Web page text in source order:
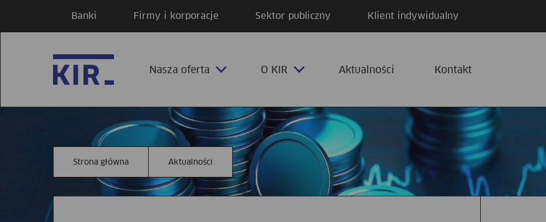
Banki Firmy i korporacje Sektor publiczny Klient indywidualny
Nasza oferta O KIR Aktualności Kontakt
Strona główna Aktualności